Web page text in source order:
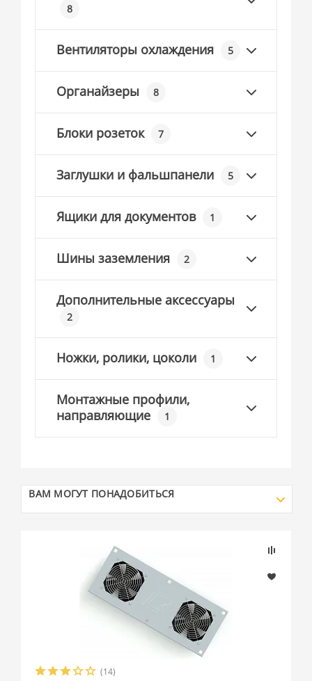
8
Вентиляторы охлаждения 5
Органайзеры 8
Блоки розеток 7
Заглушки и фальшпанели 5
Ящики для документов 1
Шины заземления 2
Дополнительные аксессуары
2
Ножки, ролики, цоколи 1
Монтажные профили,
направляющие
1
ВАМ МОГУТ ПОНАДОБИТЬСЯ
(14)